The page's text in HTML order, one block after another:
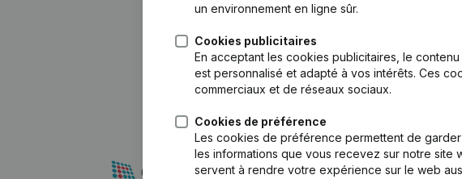
un environnement en ligne sûr.
Cookies publicitaires
En acceptant les cookies publicitaires, le
est personnalisé et adapté à vos intérêts. Ces
commerciaux et de réseaux sociaux.
Cookies de préférence
Les cookies de préférence permettent de
les informations que vous recevez sur notre site
servent à rendre votre expérience sur le web